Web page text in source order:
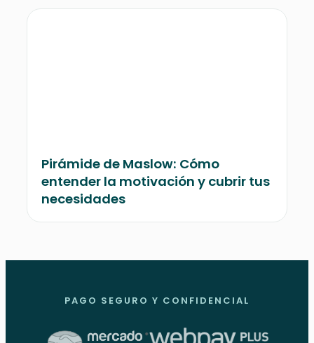
Pirámide de Maslow: Cómo
entender la motivación y cubrir tus
necesidades
PAGO SEGURO Y CONFIDENCIAL